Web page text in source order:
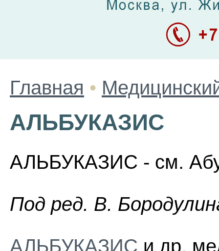
Главная •
АЛЬБУКАЗИС
АЛЬБУКАЗИС - см.
Пoд peд. B.
АЛЬБУКАЗИС и др.